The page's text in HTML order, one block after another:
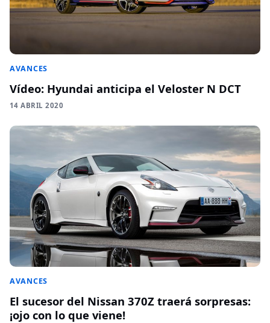
AVANCES
Vídeo: Hyundai anticipa el Veloster N DCT
14 ABRIL 2020
AVANCES
El sucesor del Nissan 370Z traerá sorpresas:
¡ojo con lo que viene!